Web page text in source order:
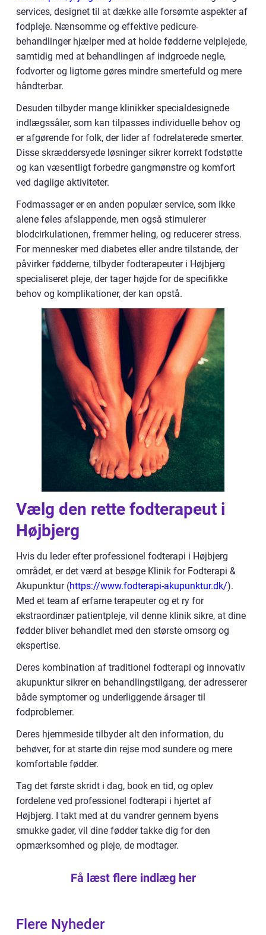
services, designet til at dække alle forsømte aspekter af
fodpleje. Nænsomme og effektive pedicure-
behandlinger hjælper med at holde fødderne velplejede,
samtidig med at behandlingen af indgroede negle,
fodvorter og ligtorne gøres mindre smertefuld og mere
håndterbar.
Desuden tilbyder mange klinikker specialdesignede
indlægssåler, som kan tilpasses individuelle behov og
er afgørende for folk, der lider af fodrelaterede smerter.
Disse skræddersyede løsninger sikrer korrekt fodstøtte
og kan væsentligt forbedre gangmønstre og komfort
ved daglige aktiviteter.
Fodmassager er en anden populær service, som ikke
alene føles afslappende, men også stimulerer
blodcirkulationen, fremmer heling, og reducerer stress.
For mennesker med diabetes eller andre tilstande, der
påvirker fødderne, tilbyder fodterapeuter i Højbjerg
specialiseret pleje, der tager højde for de specifikke
behov og komplikationer, der kan opstå.
Vælg den rette fodterapeut i
Højbjerg
Hvis du leder efter professionel fodterapi i Højbjerg
området, er det værd at besøge Klinik for Fodterapi &
Akupunktur (https://www.fodterapi-akupunktur.dk/).
Med et team af erfarne terapeuter og et ry for
ekstraordinær patientpleje, vil denne klinik sikre, at dine
fødder bliver behandlet med den største omsorg og
ekspertise.
Deres kombination af traditionel fodterapi og innovativ
akupunktur sikrer en behandlingstilgang, der adresserer
både symptomer og underliggende årsager til
fodproblemer.
Deres hjemmeside tilbyder alt den information, du
behøver, for at starte din rejse mod sundere og mere
komfortable fødder.
Tag det første skridt i dag, book en tid, og oplev
fordelene ved professionel fodterapi i hjertet af
Højbjerg. I takt med at du vandrer gennem byens
smukke gader, vil dine fødder takke dig for den
opmærksomhed og pleje, de modtager.
Få læst flere indlæg her
Flere Nyheder